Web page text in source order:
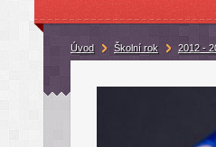
Úvod Školní rok 2012 -